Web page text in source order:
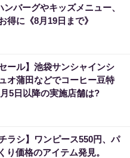
バーグやキッズメニュー、
得に《8月19日まで》
ール】池袋サンシャインシ
オ蒲田などでコーヒー豆特
5日以降の実施店舗は?
ラシ】ワンピース550円、パ
り価格のアイテム発見。